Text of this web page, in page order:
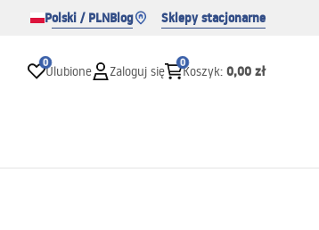
Polski / PLNBlog Sklepy stacjonarne
0
Ulubione Zaloguj się
0
Koszyk: 0,00 zł